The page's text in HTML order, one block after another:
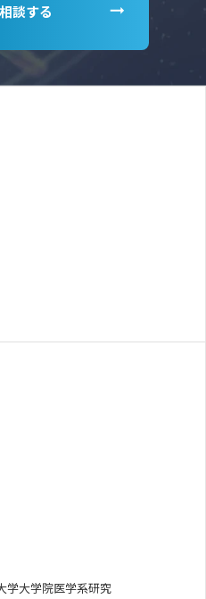
談する
学大学院医学系研究